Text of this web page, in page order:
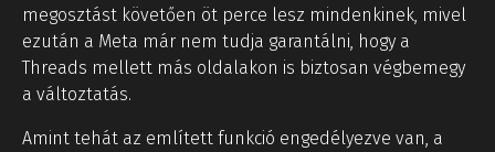
megosztást követően öt perce lesz mindenkinek, mivel
ezután a Meta már nem tudja garantálni, hogy a
Threads mellett más oldalakon is biztosan végbemegy
a változtatás.
Amint tehát az említett funkció engedélyezve van, a